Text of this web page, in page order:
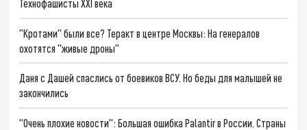
Технофашисты XXI века
"Кротами" были все? Теракт в центре Москвы: На генералов
охотятся "живые дроны"
Даня с Дашей спаслись от боевиков ВСУ. Но беды для малышей не
закончились
"Очень плохие новости": Большая ошибка Palantir в России. Страны